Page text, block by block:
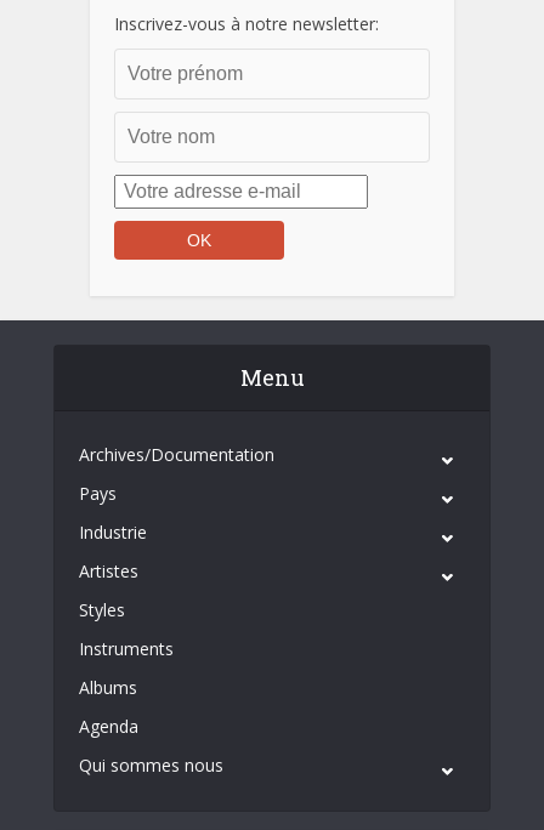
Inscrivez-vous à notre newsletter:
Menu
Archives/Documentation
Pays
Industrie
Artistes
Styles
Instruments
Albums
Agenda
Qui sommes nous